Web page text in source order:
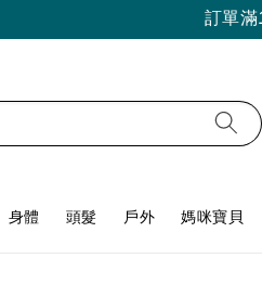
訂單
身體 頭髮 戶外 媽咪寶貝